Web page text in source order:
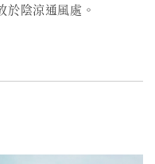
於陰涼通風處。